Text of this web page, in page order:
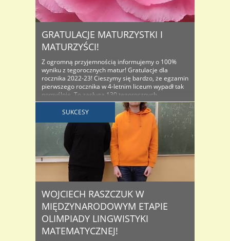
GRATULACJE MATURZYSTKI I
MATURZYŚCI!
Z ogromną przyjemnością informujemy o 100%
wyniku z tegorocznych matur! Gratulacje dla
rocznika 2022-23! Cieszymy się bardzo, że egzamin
pierwszego rocznika w 4-letnim liceum wypadł tak
pomyślnie. To zasługa 130 tegorocznych
absolwentek i absolwentów, wspierających rodzin
oraz pracy włożonej przez grono nauczycielskie.
Powód do zadowolenia mają wszyscy, ale na
wyróżnienie zasługują osoby, które osiągnęły
najwyższy ..
SUKCESY
WOJCIECH RASZCZUK W
MIĘDZYNARODOWYM ETAPIE
OLIMPIADY LINGWISTYKI
MATEMATYCZNEJ!